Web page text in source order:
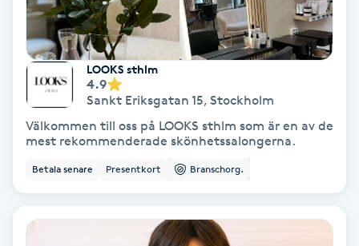
Navelpiercing
NBE-massage
Ny frisyr
Olaplex
LOOKS sthlm
4.9
Sankt Eriksgatan 15, Stockholm
Välkommen till oss på LOOKS sthlm som är en av de
mest rekommenderade skönhetssalongerna.
Betala senare Presentkort Branschorg.